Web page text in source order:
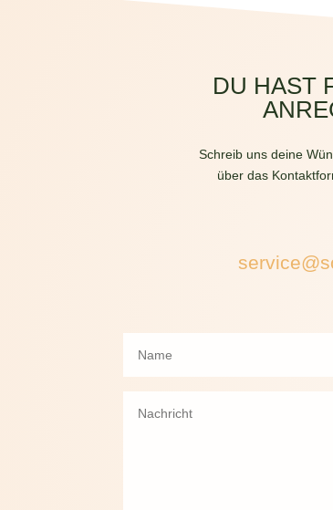
DU HAST
Schreib uns deine
über das